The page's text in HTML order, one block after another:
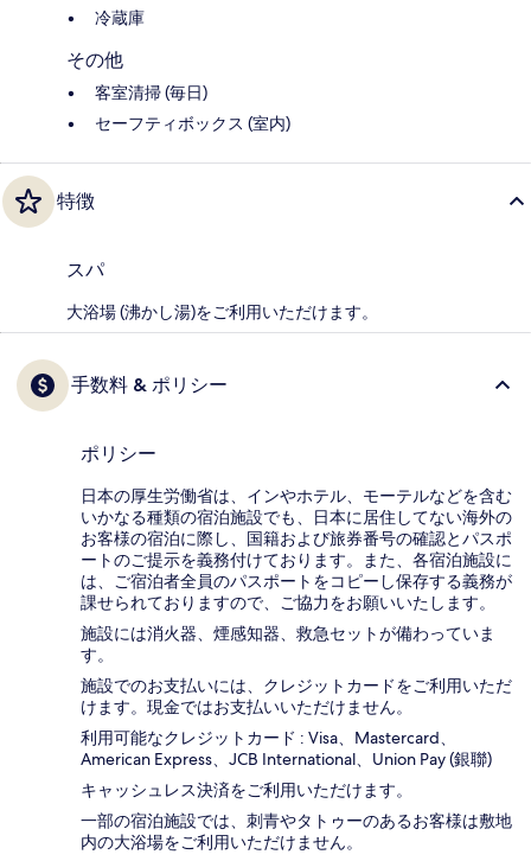
冷蔵庫
その他
客室清掃 (毎日)
セーフティボックス (室内)
特徴
スパ
大浴場 (沸かし湯)をご利用いただけます。
手数料 & ポリシー
ポリシー
日本の厚生労働省は、インやホテル、モーテルなどを含む
いかなる種類の宿泊施設でも、日本に​居住してない海外の
お客様の宿泊に際し、国籍および旅券番号の確認とパスポ
ートのご提示を義務付け​ております。また、各宿泊施設に
は、ご宿泊者全員のパスポートをコピーし保存する義務が
課せられておりますの​で、ご協力をお願いいたします。
施設には消火器、煙感知器、救急セットが備わっていま
す。
施設でのお支払いには、クレジットカードをご利用いただ
けます。現金ではお支払いいただけません。
利用可能なクレジットカード : Visa、Mastercard、
American Express、JCB International、Union Pay (銀聯)
キャッシュレス決済をご利用いただけます。
一部の宿泊施設では、刺青やタトゥーのあるお客様は敷地
内の大浴場をご利用いただけません。